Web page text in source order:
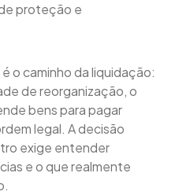
proteção e
o caminho da liquidação:
de reorganização, o
bens para pagar
legal. A decisão
exige entender
e o que realmente